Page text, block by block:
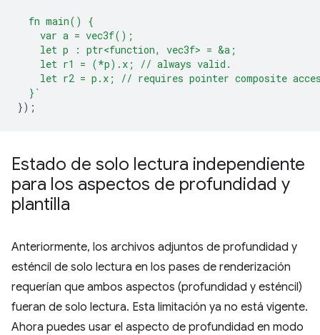
  fn main() {
    var a = vec3f();
    let p : ptr<function, vec3f> = &a;
    let r1 = (*p).x; // always valid.
let r2 = p.x; // requires pointer composite
  }`
});
Estado de solo lectura independiente
para los aspectos de profundidad y
plantilla
Anteriormente, los archivos adjuntos de profundidad y
esténcil de solo lectura en los pases de renderización
requerían que ambos aspectos (profundidad y esténcil)
fueran de solo lectura. Esta limitación ya no está vigente.
Ahora puedes usar el aspecto de profundidad en modo